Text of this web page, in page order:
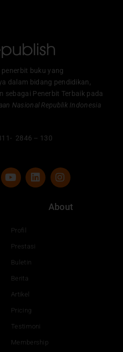
buku yang
dalam bidang pendidikan,
sebagai Penerbit Terbaik pada
Nasional Republik Indonesia
2846 – 130
Y
o
e
L
i
n
I
n
t
a
About
Profil
Prestasi
Buletin
Berita
Artikel
Pricing
Testimoni
Membership